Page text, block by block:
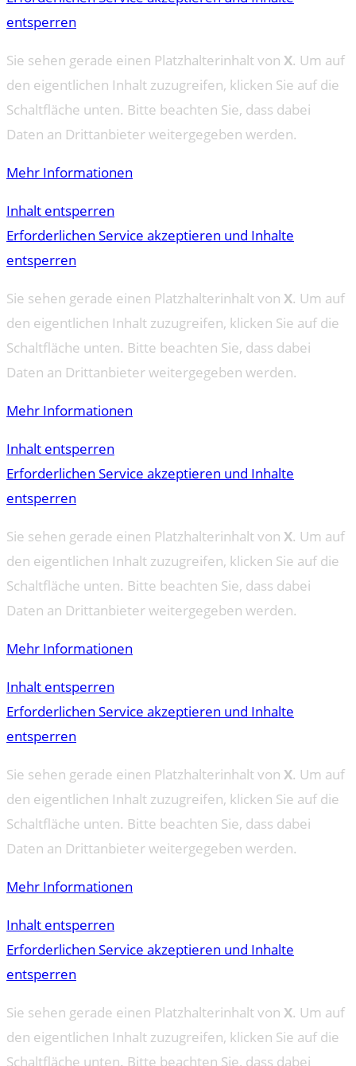
entsperren
Sie sehen gerade einen Platzhalterinhalt von X. Um auf
den eigentlichen Inhalt zuzugreifen, klicken Sie auf die
Schaltfläche unten. Bitte beachten Sie, dass dabei
Daten an Drittanbieter weitergegeben werden.
Mehr Informationen
Inhalt entsperren
Erforderlichen Service akzeptieren und Inhalte
entsperren
Sie sehen gerade einen Platzhalterinhalt von X. Um auf
den eigentlichen Inhalt zuzugreifen, klicken Sie auf die
Schaltfläche unten. Bitte beachten Sie, dass dabei
Daten an Drittanbieter weitergegeben werden.
Mehr Informationen
Inhalt entsperren
Erforderlichen Service akzeptieren und Inhalte
entsperren
Sie sehen gerade einen Platzhalterinhalt von X. Um auf
den eigentlichen Inhalt zuzugreifen, klicken Sie auf die
Schaltfläche unten. Bitte beachten Sie, dass dabei
Daten an Drittanbieter weitergegeben werden.
Mehr Informationen
Inhalt entsperren
Erforderlichen Service akzeptieren und Inhalte
entsperren
Sie sehen gerade einen Platzhalterinhalt von X. Um auf
den eigentlichen Inhalt zuzugreifen, klicken Sie auf die
Schaltfläche unten. Bitte beachten Sie, dass dabei
Daten an Drittanbieter weitergegeben werden.
Mehr Informationen
Inhalt entsperren
Erforderlichen Service akzeptieren und Inhalte
entsperren
Sie sehen gerade einen Platzhalterinhalt von X. Um auf
den eigentlichen Inhalt zuzugreifen, klicken Sie auf die
Schaltfläche unten. Bitte beachten Sie, dass dabei